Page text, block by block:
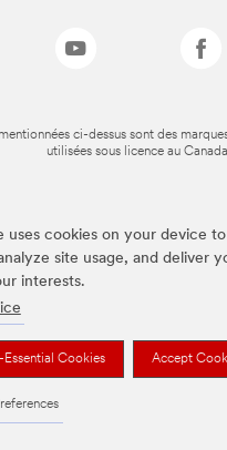
uses cookies on your device
site usage, and deliver
interests.
Essential Cookies Accept
ci-dessus sont des
utilisées sous licence au